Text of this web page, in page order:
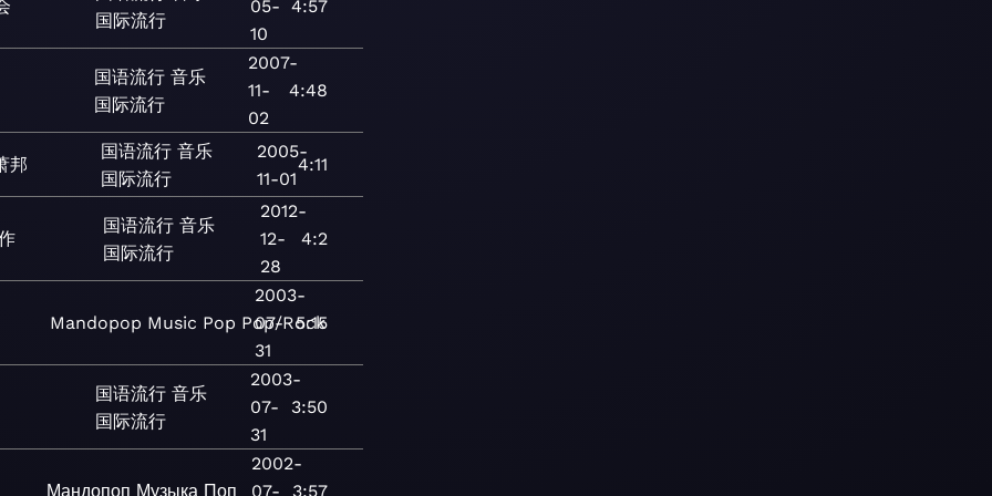
国际流行
05-
10
4:57
国语流行 音乐
国际流行
2007-
11-
02
4:48
邦
国语流行 音乐
国际流行
2005-
11-01
4:11
国语流行 音乐
国际流行
2012-
12-
28
4:2
Mandopop Music Pop Pop/Rock
2003-
07-
31
5:15
国语流行 音乐
国际流行
2003-
07-
31
3:50
Мандопоп Музыка Поп
2002-
07-
3:57